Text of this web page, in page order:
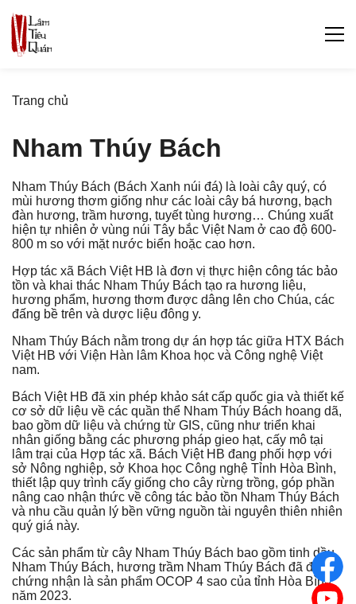
Trang chủ
Nham Thúy Bách
Nham Thúy Bách (Bách Xanh núi đá) là loài cây quý, có
mùi hương thơm giống như các loài cây bá hương, bạch
đàn hương, trầm hương, tuyết tùng hương… Chúng xuất
hiện tự nhiên ở vùng núi Tây bắc Việt Nam ở cao độ 600-
800 m so với mặt nước biển hoặc cao hơn.
Hợp tác xã Bách Việt HB là đơn vị thực hiện công tác bảo
tồn và khai thác Nham Thúy Bách tạo ra hương liệu,
hương phẩm, hương thơm được dâng lên cho Chúa, các
đấng bề trên và dược liệu đông y.
Nham Thúy Bách nằm trong dự án hợp tác giữa HTX Bách
Việt HB với Viện Hàn lâm Khoa học và Công nghệ Việt
nam.
Bách Việt HB đã xin phép khảo sát cấp quốc gia và thiết kế
cơ sở dữ liệu về các quần thể Nham Thúy Bách hoang dã,
bao gồm dữ liệu và chứng từ GIS, cũng như triển khai
nhân giống bằng các phương pháp gieo hạt, cấy mô tại
lâm trại của Hợp tác xã. Bách Việt HB đang phối hợp với
sở Nông nghiệp, sở Khoa học Công nghệ Tỉnh Hòa Bình,
thiết lập quy trình cấy giống cho cây rừng trồng, góp phần
nâng cao nhận thức về công tác bảo tồn Nham Thúy Bách
và nhu cầu quản lý bền vững nguồn tài nguyên thiên nhiên
quý giá này.
Các sản phẩm từ cây Nham Thúy Bách bao gồm tinh dầu
Nham Thúy Bách, hương trầm Nham Thúy Bách đã được
chứng nhận là sản phẩm OCOP 4 sao của tỉnh Hòa Bình
năm 2023.